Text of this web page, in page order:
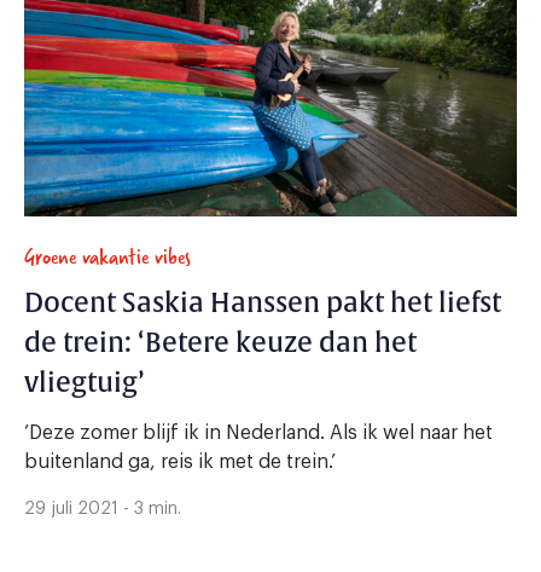
Groene vakantie vibes
Docent Saskia Hanssen pakt het liefst
de trein: ‘Betere keuze dan het
vliegtuig’
‘Deze zomer blijf ik in Nederland. Als ik wel naar het
buitenland ga, reis ik met de trein.’
29 juli 2021 - 3 min.